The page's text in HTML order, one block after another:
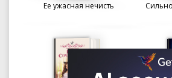
Ее ужасная нечисть